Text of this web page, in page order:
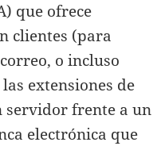
que ofrece
clientes (para
o incluso
extensiones de
servidor frente a un
electrónica que